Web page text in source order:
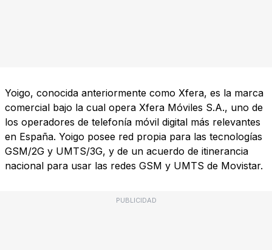
Yoigo, conocida anteriormente como Xfera, es la marca
comercial bajo la cual opera Xfera Móviles S.A., uno de
los operadores de telefonía móvil digital más relevantes
en España. Yoigo posee red propia para las tecnologías
GSM/2G y UMTS/3G, y de un acuerdo de itinerancia
nacional para usar las redes GSM y UMTS de Movistar.
PUBLICIDAD